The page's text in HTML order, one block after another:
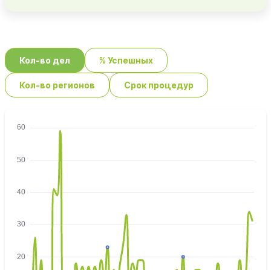
Кол-во дел % Успешных
Кол-во регионов Срок процедур